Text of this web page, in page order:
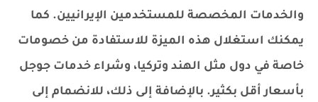
والخدمات المخصصة للمستخدمين الإيرانيين. كما
يمكنك استغلال هذه الميزة للاستفادة من خصومات
خاصة في دول مثل الهند وتركيا، وشراء خدمات جوجل
بأسعار أقل بكثير. بالإضافة إلى ذلك، للانضمام إلى